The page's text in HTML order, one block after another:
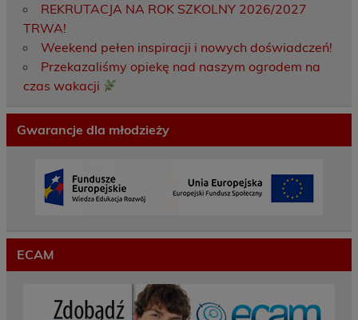
REKRUTACJA NA ROK SZKOLNY 2026/2027
TRWA!
Weekend pełen inspiracji i nowych doświadczeń!
Przekazaliśmy opiekę nad naszym ogrodem na
czas wakacji
Gwarancje dla młodzieży
ECAM